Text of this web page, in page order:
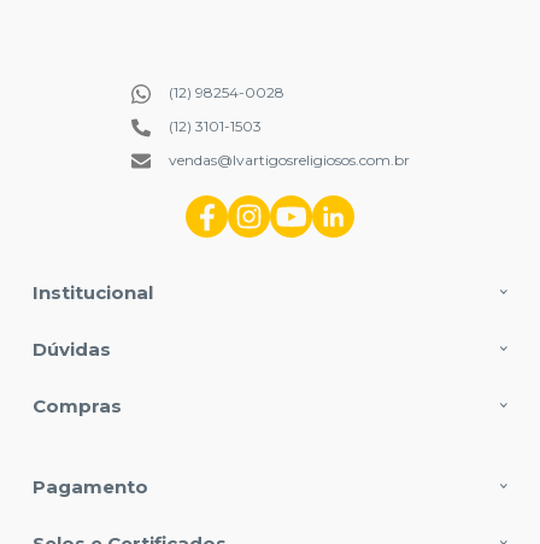
Institucional
Dúvidas
Compras
(12) 98254-0028
(12) 3101-1503
vendas@lvartigosreligiosos.com.br
Pagamento